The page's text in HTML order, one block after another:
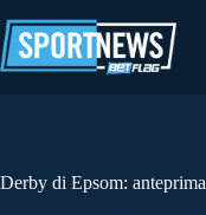
al
contenuto
Derby di Epsom: anteprima